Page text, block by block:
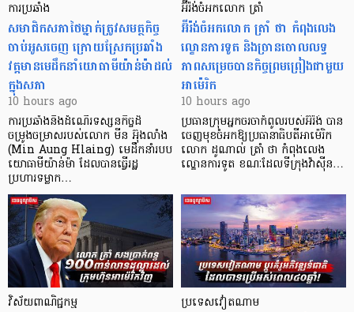
ការប្រឆាំង
សមាជិកសភាថៃម្នាក់ត្រូវសមត្ថកិច្ច
ចាប់អូសចេញ ក្រោយស្រែកប្រឆាំង
វត្តមានមេដឹកនាំយោធាមីយ៉ាន់ម៉ាដល់
ក្នុងសភា
10 hours ago
ការប្រឆាំងនឹងដំណើរទស្សនកិច្ចដ៏
ចម្រូងចម្រាសរបស់លោក មីន អ៊ុងលាំង
(Min Aung Hlaing) មេដឹកនាំរបប
យោធាមីយ៉ាន់ម៉ា ដែលបានធ្វើរដ្ឋ
ប្រហារទម្លាក…
អ៊ីរ៉ង់ចំអកលោក ត្រាំ
អ៊ីរ៉ង់ចំអកលោក ត្រាំ ថា កំពុងលេង
ល្ខោនការទូត និងច្រានចោលលទ្ធ
ភាពសម្រេចបានកិច្ចព្រមព្រៀងជាមួយ
អាម៉េរិក
10 hours ago
ប្រធានក្រុមអ្នកចរចាកំពូលរបស់អ៊ីរ៉ង់ បាន
ចេញមុខចំអកឱ្យប្រធានាធិបតីអាម៉េរិក
លោក ដូណាល់ ត្រាំ ថា កំពុងលេង
ល្ខោនការទូត ខណៈដែលទីក្រុងវ៉ាស៊ីន…
វិស័យ​ពាណិជ្ជកម្ម ប្រទេសវៀតណាម